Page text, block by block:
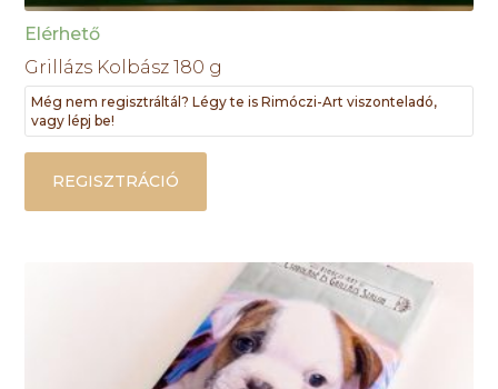
Elérhető
Grillázs Kolbász 180 g
Még nem regisztráltál? Légy te is Rimóczi-Art viszonteladó,
vagy lépj be!
REGISZTRÁCIÓ